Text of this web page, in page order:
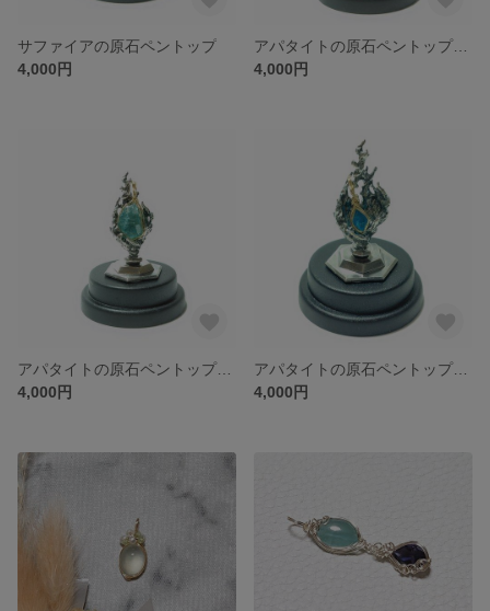
サファイアの原石ペントップ
4,000円
アパタイトの原石ペントップ（黄緑）
4,000円
アパタイトの原石ペントップ（水色）
4,000円
アパタイトの原石ペントップ（ネオンブルー）
4,000円